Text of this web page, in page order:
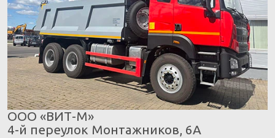
ООО «ВИТ-М»
4-й переулок Монтажников, 6А